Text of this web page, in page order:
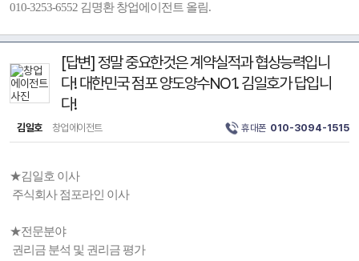
010-3253-6552 김명환 창업에이전트 올림.
[답변] 정말 중요한것은 계약실적과 협상능력입니
다! 대한민국 점포 양도양수NO1. 김일호가 답입니
다!
김일호 창업에이전트 휴대폰 010-3094-1515
★김일호 이사
주식회사 점포라인 이사
★전문분야
권리금 분석 및 권리금 평가